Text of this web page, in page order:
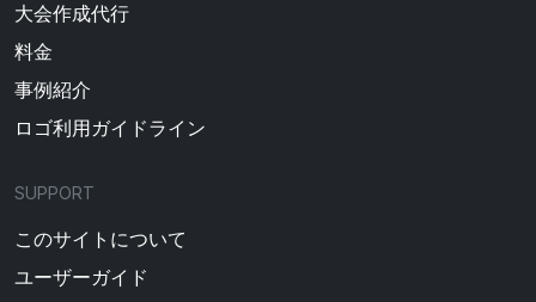
大会作成代行
料金
事例紹介
ロゴ利用ガイドライン
SUPPORT
このサイトについて
ユーザーガイド